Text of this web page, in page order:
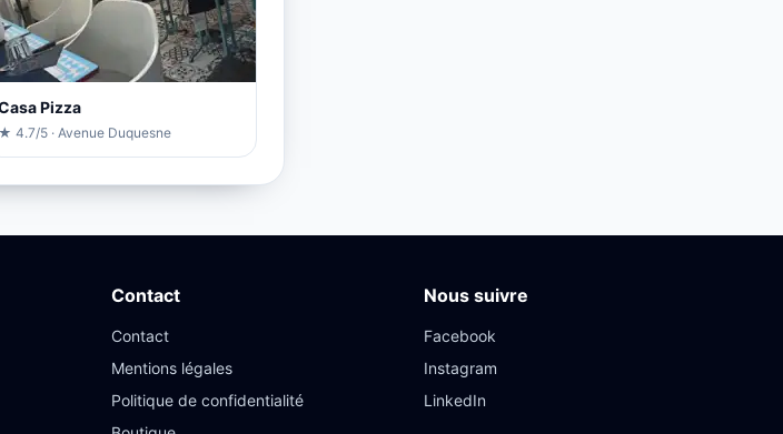
Pizza
★ 4.7/5 · Avenue Duquesne
Contact
Contact
Mentions légales
Politique de confidentialité
Nous suivre
Facebook
Instagram
LinkedIn